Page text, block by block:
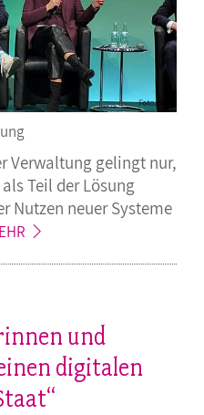
Verwaltung gelingt nur,
Teil der Lösung
Nutzen neuer Systeme
und
digitalen